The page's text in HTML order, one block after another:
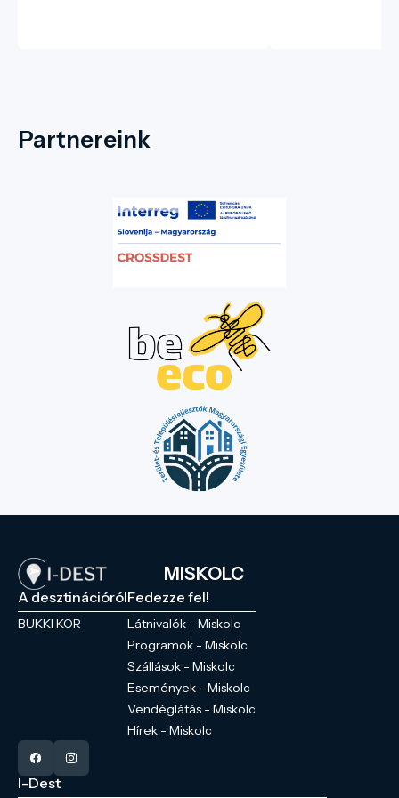
Partnereink
MISKOLC
A desztinációról
BÜKKI KÖR
Fedezze fel!
Látnivalók - Miskolc
Programok - Miskolc
Szállások - Miskolc
Események - Miskolc
Vendéglátás - Miskolc
Hírek - Miskolc
I-Dest